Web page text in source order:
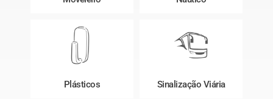
Plásticos Sinalização Viária